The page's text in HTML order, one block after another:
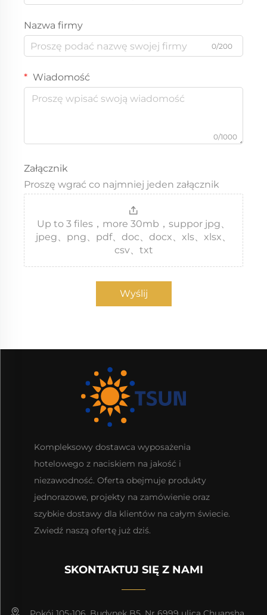
Nazwa firmy
0/200
Wiadomość
0/1000
Załącznik
Proszę wgrać co najmniej jeden załącznik
Up to 3 files，more 30mb，suppor jpg、
jpeg、png、pdf、doc、docx、xls、xlsx、
csv、txt
Wyślij
Kompleksowy dostawca wyposażenia
hotelowego z naciskiem na jakość i
niezawodność. Oferta obejmuje produkty
jednorazowe, projekty na zamówienie oraz
szybkie dostawy dla klientów na całym świecie.
Zwiedź naszą ofertę już dziś.
SKONTAKTUJ SIĘ Z NAMI